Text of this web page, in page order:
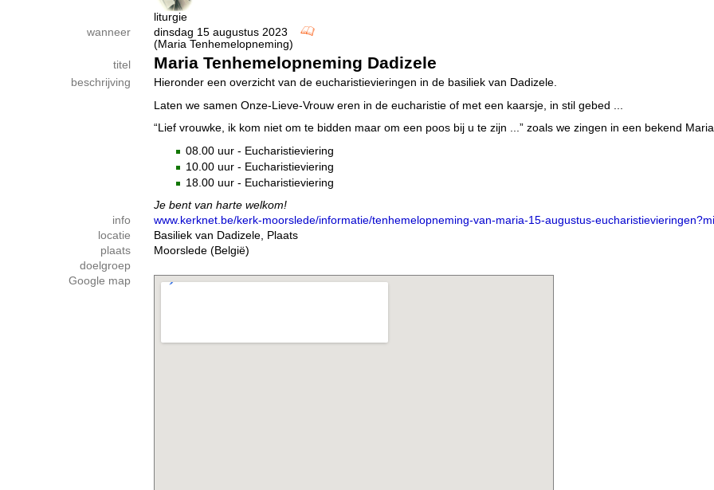
liturgie
wanneer
dinsdag 15 augustus 2023
(Maria Tenhemelopneming)
titel
Maria Tenhemelopneming Dadizele
beschrijving
Hieronder een overzicht van de eucharistievieringen in de basiliek van Dadizele.
Laten we samen Onze-Lieve-Vrouw eren in de eucharistie of met een kaarsje, in stil gebed ...
“Lief vrouwke, ik kom niet om te bidden maar om een poos bij u te zijn ...” zoals we zingen in een bekend
08.00 uur - Eucharistieviering
10.00 uur - Eucharistieviering
18.00 uur - Eucharistieviering
Je bent van harte welkom!
info
www.kerknet.be/kerk-moorslede/informatie/tenhemelopneming-van-maria-15-augustus-
locatie
Basiliek van Dadizele, Plaats
plaats
Moorslede (België)
doelgroep
Google map